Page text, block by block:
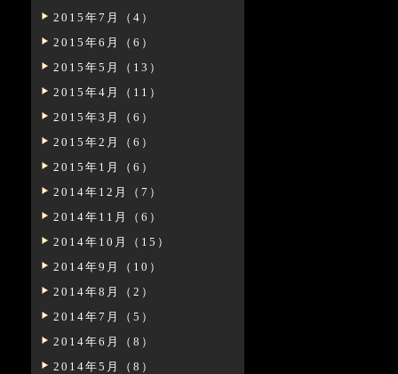
2015年7月（4）
2015年6月（6）
2015年5月（13）
2015年4月（11）
2015年3月（6）
2015年2月（6）
2015年1月（6）
2014年12月（7）
2014年11月（6）
2014年10月（15）
2014年9月（10）
2014年8月（2）
2014年7月（5）
2014年6月（8）
2014年5月（8）